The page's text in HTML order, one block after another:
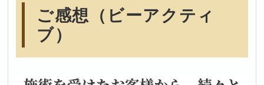
ご感想（ビーアクティ
ブ）